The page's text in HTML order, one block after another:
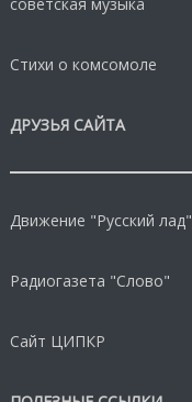
Стихи о комсомоле
ДРУЗЬЯ САЙТА
Движение "Русский лад"
Радиогазета "Слово"
Сайт ЦИПКР